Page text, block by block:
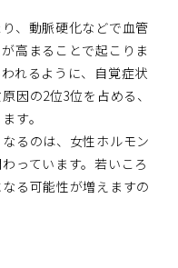
、動脈硬化などで血管
高まることで起こりま
れるように、自覚症状
因の2位3位を占める、
す。
るのは、女性ホルモン
っています。若いころ
る可能性が増えますの